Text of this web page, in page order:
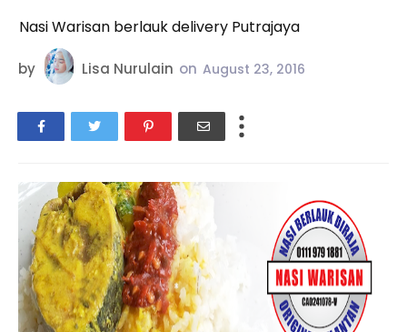
Nasi Warisan berlauk delivery Putrajaya
by Lisa Nurulain on August 23, 2016